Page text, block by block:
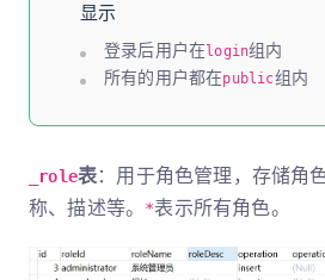
显示
登录后用户在 login组内
所有的用户都在public组内
_role表：用于角色管理，存储角
称、描述等。
*表示所有角色。